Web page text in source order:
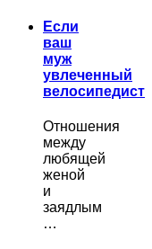
Если
ваш
муж
увлеченный
велосипедист
Отношения
между
любящей
женой
и
заядлым
…